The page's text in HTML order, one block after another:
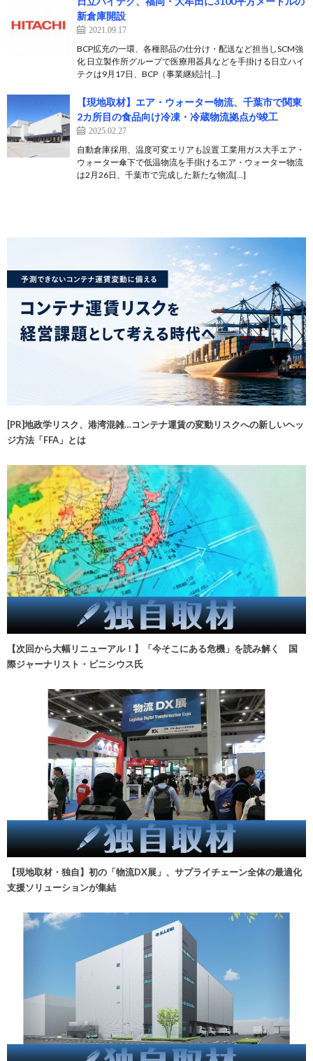
新倉庫開設
2021.09.17
BCP拡充の一環、各種部品の仕分け・配送など担当しSCM強
化 日立製作所グループで医療用器具などを手掛ける日立ハイ
テクは9月17日、BCP（事業継続計[…]
【現地取材】エア・ウォーター物流、千葉市で関東
2カ所目の食品向け冷凍・冷蔵物流拠点が竣工
2025.02.27
自動倉庫採用、温度可変エリアも設置 工業用ガス大手エア・
ウォーター傘下で低温物流を手掛けるエア・ウォーター物流
は2月26日、千葉市で完成した新たな物流[…]
[PR]地政学リスク、港湾混雑…コンテナ運賃の変動リスクへの新しいヘッ
ジ方法「FFA」とは
【次回から大幅リニューアル！】「今そこにある危機」を読み解く 国
際ジャーナリスト・ビニシウス氏
【現地取材・独自】初の「物流DX展」、サプライチェーン全体の最適化
支援ソリューションが集結